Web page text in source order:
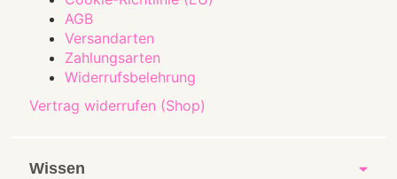
Vertrag widerrufen (Shop)
AGB
Versandarten
Zahlungsarten
Widerrufsbelehrung
Wissen